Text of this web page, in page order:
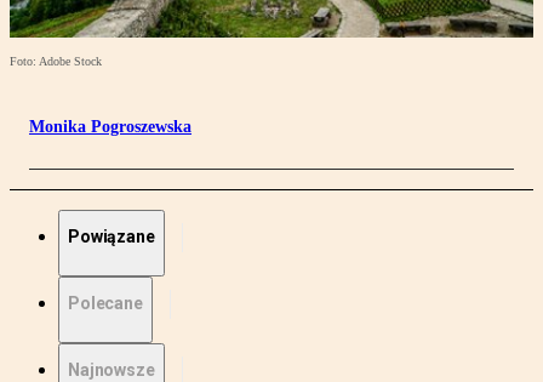
Foto: Adobe Stock
Monika Pogroszewska
Powiązane
Polecane
Najnowsze